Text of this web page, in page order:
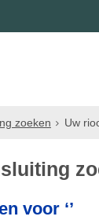
zoeken Uw
voor ‘’